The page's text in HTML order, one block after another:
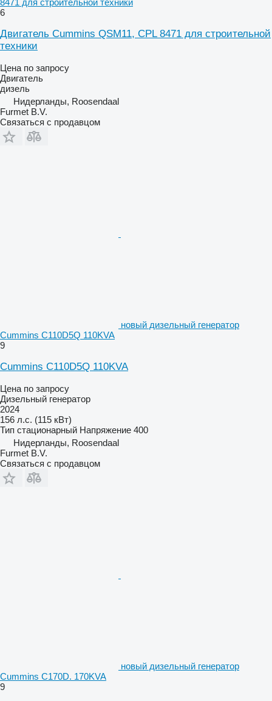
8471 для строительной техники
6
Двигатель Cummins QSM11, CPL 8471 для строительной
техники
Цена по запросу
Двигатель
дизель
Нидерланды, Roosendaal
Furmet B.V.
Связаться с продавцом
новый дизельный генератор
Cummins C110D5Q 110KVA
9
Cummins C110D5Q 110KVA
Цена по запросу
Дизельный генератор
2024
156 л.с. (115 кВт)
Тип стационарный Напряжение 400
Нидерланды, Roosendaal
Furmet B.V.
Связаться с продавцом
новый дизельный генератор
Cummins C170D. 170KVA
9